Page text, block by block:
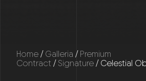
Home/Galleria /Premium
Contract /Signature/ Celestial